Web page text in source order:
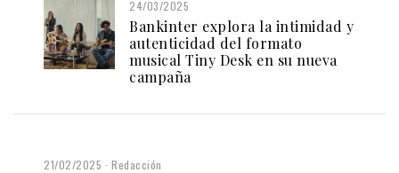
24/03/2025
Bankinter explora la intimidad y
autenticidad del formato
musical Tiny Desk en su nueva
campaña
21/02/2025 Redacción